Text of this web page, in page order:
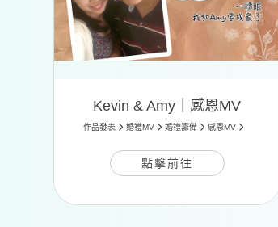
Kevin & Amy｜感恩MV
作品發表 婚禮MV 婚禮籌備 感恩MV
點擊前往